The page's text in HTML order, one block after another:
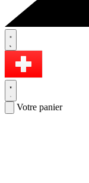
Votre panier